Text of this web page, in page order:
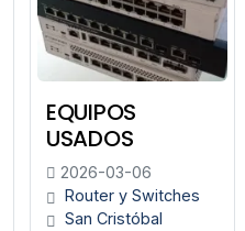
EQUIPOS
USADOS
2026-03-06
Router y Switches
San Cristóbal